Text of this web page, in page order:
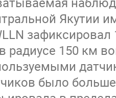
Якутии
радиусе 150 км
было больше